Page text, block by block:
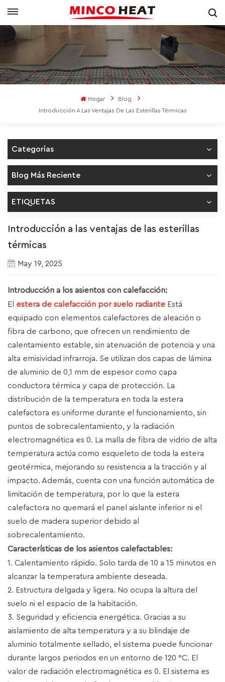
Hogar
Blog
Introducción A Las Ventajas De Las Esterillas Térmicas
Categorías
Blog Más Reciente
ETIQUETAS
Introducción a las ventajas de las esterillas
térmicas
May 19, 2025
Introducción a los asientos con calefacción:
El estera de calefacción por suelo radiante Está
equipado con elementos calefactores de aleación o
fibra de carbono, que ofrecen un rendimiento de
calentamiento estable, sin atenuación de potencia y una
alta emisividad infrarroja. Se utilizan dos capas de lámina
de aluminio de 0,1 mm de espesor como capa
conductora térmica y capa de protección. La
distribución de la temperatura en toda la estera
calefactora es uniforme durante el funcionamiento, sin
puntos de sobrecalentamiento, y la radiación
electromagnética es 0. La malla de fibra de vidrio de alta
temperatura actúa como esqueleto de toda la estera
geotérmica, mejorando su resistencia a la tracción y al
impacto. Además, cuenta con una función automática de
limitación de temperatura, por lo que la estera
calefactora no quemará el panel aislante inferior ni el
suelo de madera superior debido al
sobrecalentamiento.
Características de los asientos calefactables:
1. Calentamiento rápido. Solo tarda de 10 a 15 minutos en
alcanzar la temperatura ambiente deseada.
2. Estructura delgada y ligera. No ocupa la altura del
suelo ni el espacio de la habitación.
3. Seguridad y eficiencia energética. Gracias a su
aislamiento de alta temperatura y a su blindaje de
aluminio totalmente sellado, el sistema puede funcionar
durante largos periodos en un entorno de 120 °C. El
valor de radiación electromagnética es 0. El sistema es